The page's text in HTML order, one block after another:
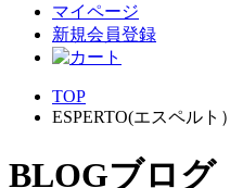
マイページ
新規会員登録
TOP
ESPERTO(エスペルト）
BLOGブログ